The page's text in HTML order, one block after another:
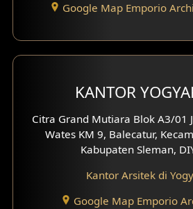
Google Map Emporio
KANTOR
Citra Grand Mutiara Blok A3/01
Wates KM 9, Balecatur,
Kabupaten Sleman,
Kantor Arsitek di
Google Map Emporio